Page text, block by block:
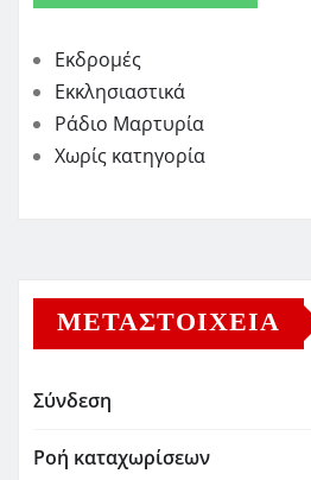
Εκδρομές
Εκκλησιαστικά
Ράδιο Μαρτυρία
Χωρίς κατηγορία
ΜΕΤΑΣΤΟΙΧΕΊΑ
Σύνδεση
Ροή καταχωρίσεων